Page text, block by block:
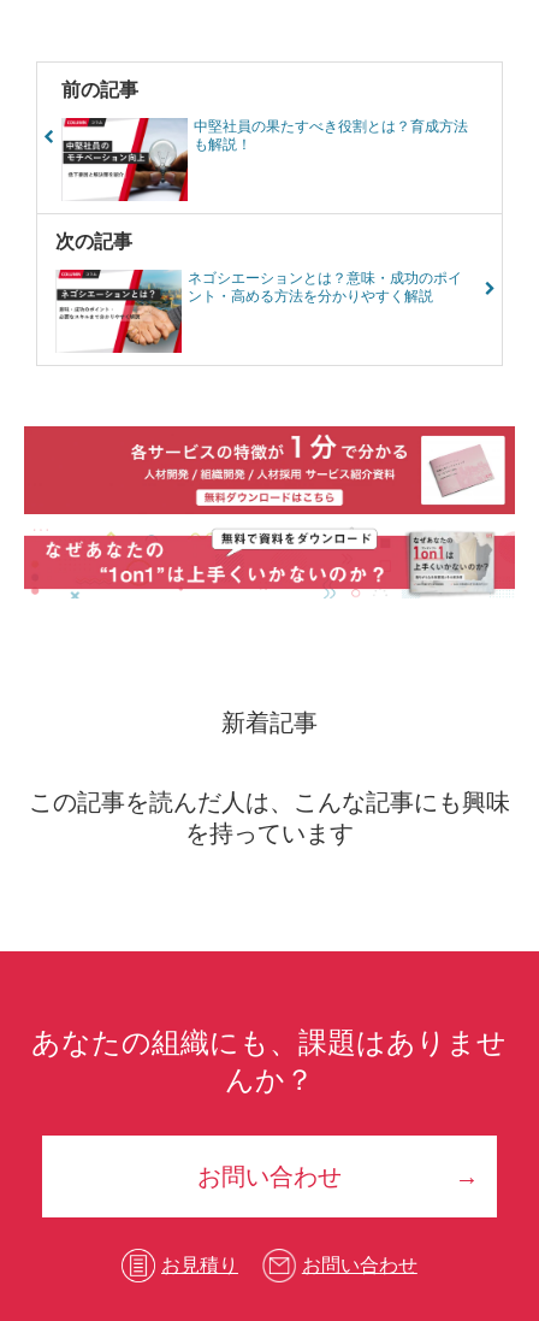
前の記事
中堅社員の果たすべき役割とは？育成方法
も解説！
次の記事
ネゴシエーションとは？意味・成功のポイ
ント・高める方法を分かりやすく解説
新着記事
この記事を読んだ人は、こんな記事にも興味
を持っています
あなたの組織にも、課題はありませ
んか？
お問い合わせ
お見積り お問い合わせ